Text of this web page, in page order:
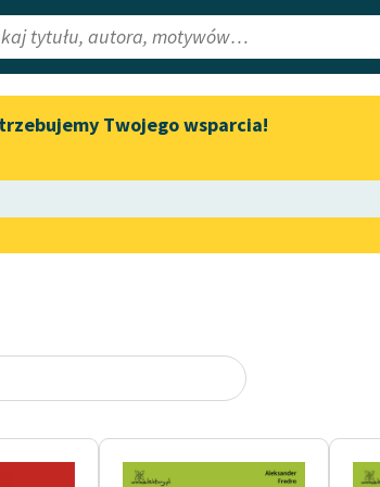
Lektury
Aktualności
Zapraszamy na spotkanie
literatury skandynawskiej
Spotkanie z Katarzyną Tunkiel
„Kochanek Lady Chatterley”
do słuchania na Wolnych
Nowy audiobook – „Marzenie
Twojego wsparcia!